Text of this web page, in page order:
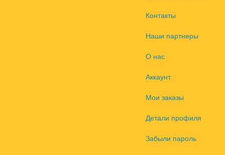
Контакты
Наши партнеры
О нас
Аккаунт
Мои заказы
Детали профиля
Забыли пароль